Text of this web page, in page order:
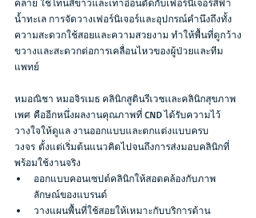
คลาย ใช้โทนสีขาวและเทาอ่อนตัดกับเฟอร์นิเจอร์สีฟ้า
น้ำทะเล การจัดวางเฟอร์นิเจอร์และอุปกรณ์คำนึงถึงทั้ง
ความสะดวกใช้สอยและความสวยงาม ทำให้พื้นที่ดูกว้าง
ขวางและสะดวกต่อการเคลื่อนไหวของผู้ป่วยและทีม
แพทย์
หมอณิชา หมอจิรเมธ คลินิกสูตินรีเวชเเละคลินิกสุขภาพ
เพศ คืออีกหนึ่งผลงานคุณภาพที่ CND ได้รับความไว้
วางใจให้ดูแล งานออกแบบและตกแต่งแบบครบ
วงจร ตั้งแต่เริ่มต้นแนวคิดไปจนถึงการส่งมอบคลินิกที่
พร้อมใช้งานจริง
ออกแบบคอนเซปต์คลินิกให้สอดคล้องกับภาพ
ลักษณ์ของแบรนด์
วางแผนพื้นที่ใช้สอยให้เหมาะกับบริการด้าน